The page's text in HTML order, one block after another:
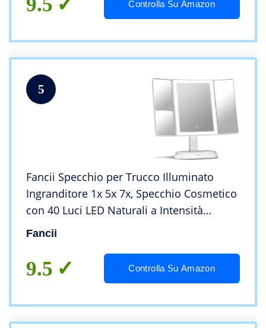
Controlla Su Amazon
5
Fancii Specchio per Trucco Illuminato
Ingranditore 1x 5x 7x, Specchio Cosmetico
con 40 Luci LED Naturali a Intensità
Regolabile e Touchscreen, Specchio Triplo
Fancii
9.5 Controlla Su Amazon